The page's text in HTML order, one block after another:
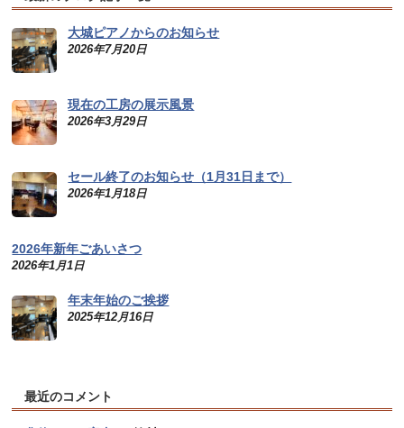
大城ピアノからのお知らせ
2026年7月20日
現在の工房の展示風景
2026年3月29日
セール終了のお知らせ（1月31日まで）
2026年1月18日
2026年新年ごあいさつ
2026年1月1日
年末年始のご挨拶
2025年12月16日
最近のコメント